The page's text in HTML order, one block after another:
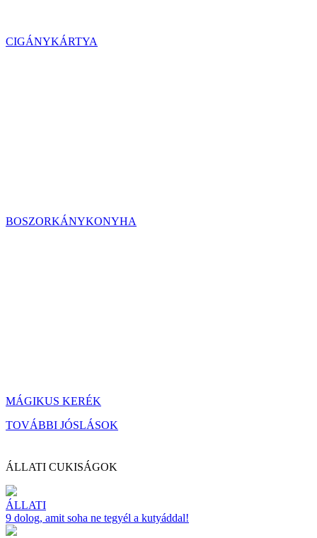
CIGÁNYKÁRTYA
BOSZORKÁNYKONYHA
MÁGIKUS KERÉK
TOVÁBBI JÓSLÁSOK
ÁLLATI CUKISÁGOK
ÁLLATI
9 dolog, amit soha ne tegyél a kutyáddal!